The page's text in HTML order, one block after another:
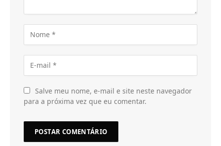
Salve meu nome, e-mail e site neste navegador
para a próxima vez que eu comentar.